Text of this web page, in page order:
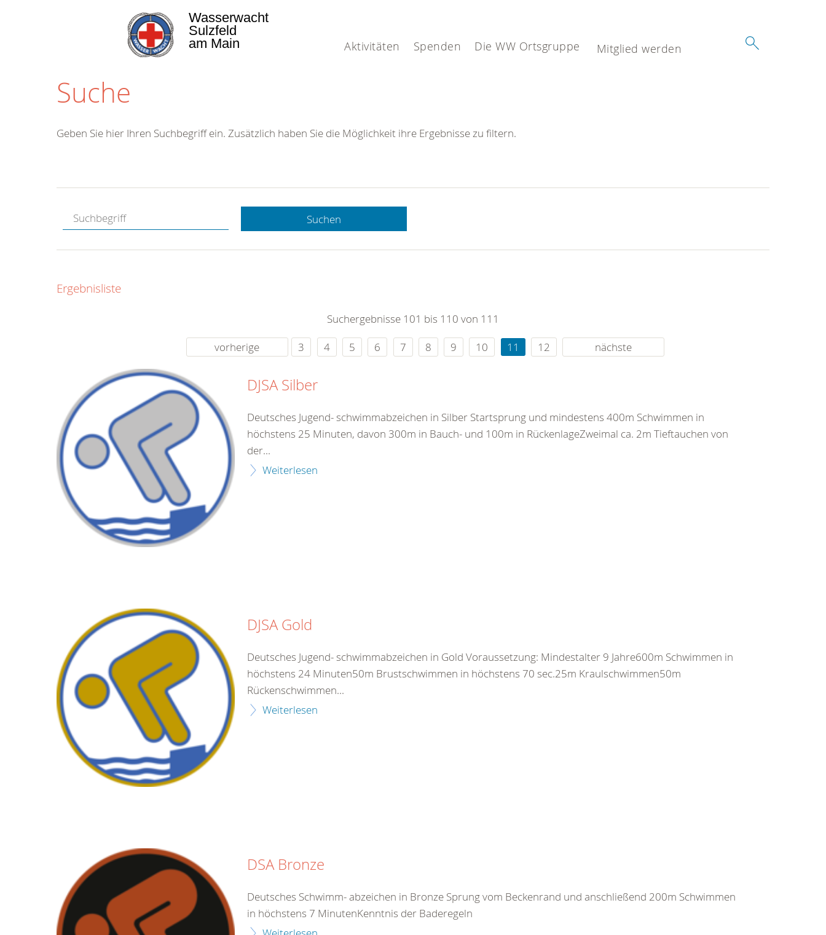
Aktivitäten Spenden Die WW Ortsgruppe Mitglied werden
Wasserwacht
Sulzfeld
am Main
Suche
Hotline.
gerne.
rund um die Uhr
Geben Sie hier Ihren Suchbegriff ein. Zusätzlich haben Sie die Möglichkeit ihre Ergebnisse zu filtern.
Suchen
Ergebnisliste
Suchergebnisse 101 bis 110 von 111
vorherige
3 4 5 6 7 8 9 10 11 12 nächste
DJSA Silber
Deutsches Jugend- schwimmabzeichen in Silber Startsprung und mindestens 400m Schwimmen in
höchstens 25 Minuten, davon 300m in Bauch- und 100m in RückenlageZweimal ca. 2m Tieftauchen von
der...
Weiterlesen
DJSA Gold
Deutsches Jugend- schwimmabzeichen in Gold Voraussetzung: Mindestalter 9 Jahre600m Schwimmen in
höchstens 24 Minuten50m Brustschwimmen in höchstens 70 sec.25m Kraulschwimmen50m
Rückenschwimmen...
Weiterlesen
DSA Bronze
Deutsches Schwimm- abzeichen in Bronze Sprung vom Beckenrand und anschließend 200m Schwimmen
in höchstens 7 MinutenKenntnis der Baderegeln